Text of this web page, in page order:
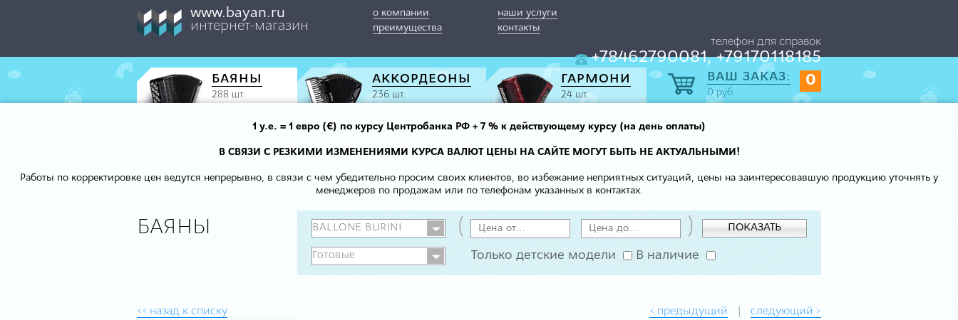
www.bayan.ru
интернет-магазин
о компании
наши услуги
преимущества
контакты
телефон для справок
+78462790081, +79170118185
БАЯНЫ
288 шт.
АККОРДЕОНЫ
236 шт.
ГАРМОНИ
24 шт.
0
ВАШ ЗАКАЗ:
0руб.
1 у.е. = 1 евро (€) по курсу Центробанка РФ + 7 % к действующему курсу (на день оплаты)
В СВЯЗИ С РЕЗКИМИ ИЗМЕНЕНИЯМИ КУРСА ВАЛЮТ ЦЕНЫ НА САЙТЕ МОГУТ БЫТЬ НЕ АКТУАЛЬНЫМИ!
Работы по корректировке цен ведутся непрерывно, в связи с чем убедительно просим своих клиентов, во избежание неприятных ситуаций, цены на заинтересовавшую продукцию уточнять у
менеджеров по продажам или по телефонам указанных в контактах.
БАЯНЫ ( ) ПОКАЗАТЬ
Только детские модели В наличие
<< назад к списку < предыдущий | следующий >